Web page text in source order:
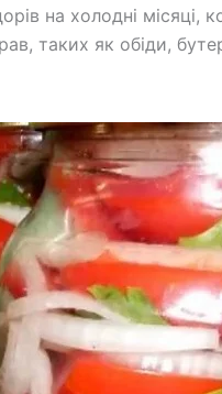
на холодні місяці,
таких як обіди,